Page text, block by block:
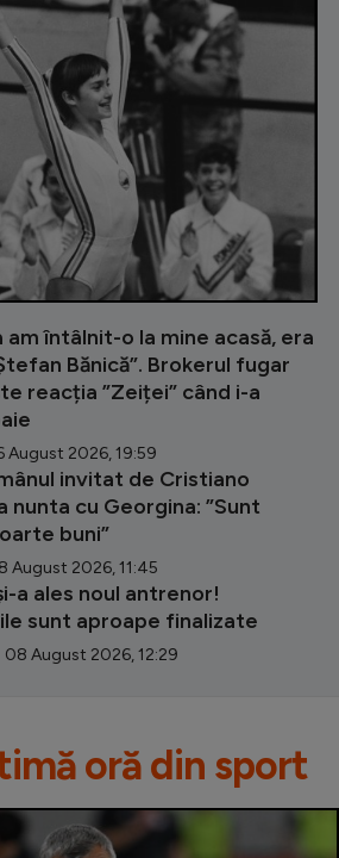
am întâlnit-o la mine acasă, era
Bănică”. Brokerul fugar
reacția ”Zeiței” când i-a
August 2026, 19:59
invitat de Cristiano
nunta cu Georgina: ”Sunt
buni”
August 2026, 11:45
a ales noul antrenor!
sunt aproape finalizate
08 August 2026, 12:29
oră din sport